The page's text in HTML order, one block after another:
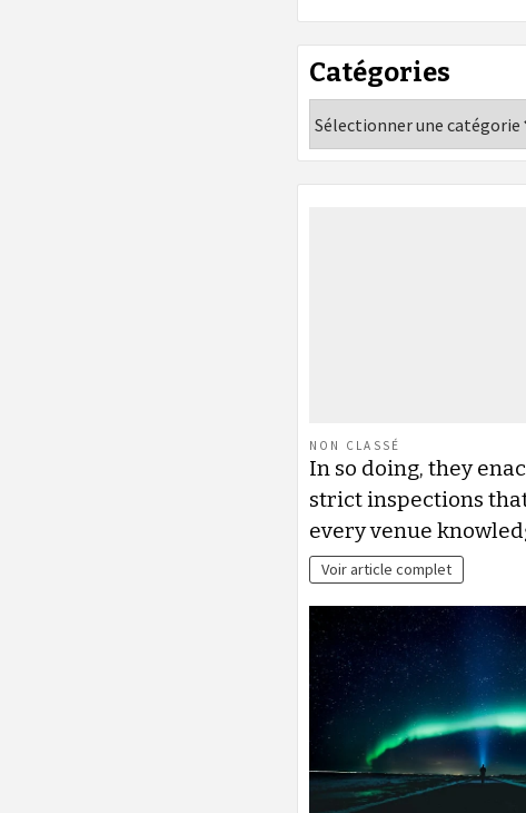
Catégories
NON CLASSÉ
In so doing, they
strict inspections
every venue
Voir article complet